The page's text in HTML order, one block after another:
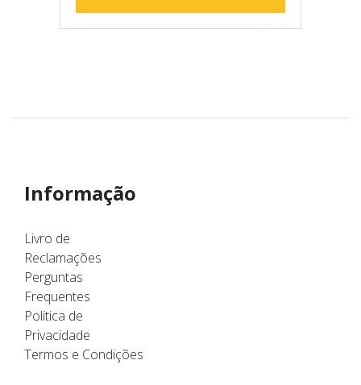
Informação
Livro de
Reclamações
Perguntas
Frequentes
Politica de
Privacidade
Termos e Condições